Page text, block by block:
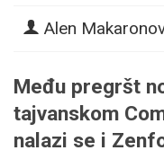
Alen
Među pregršt
tajvanskom
nalazi se i